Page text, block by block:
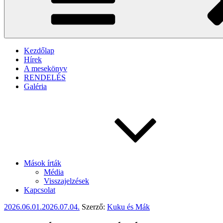
Kezdőlap
Hírek
A mesekönyv
RENDELÉS
Galéria
Mások írták
Média
Visszajelzések
Kapcsolat
Beküldve:
2026.06.01.2026.07.04. Szerző: Kuku és Mák